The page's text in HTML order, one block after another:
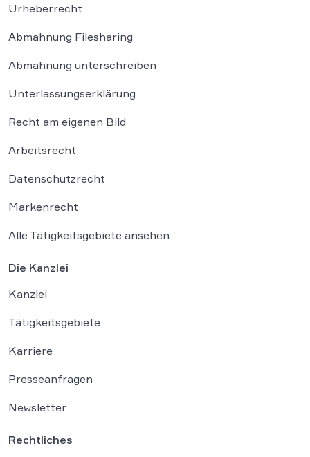
Urheberrecht
Abmahnung Filesharing
Abmahnung unterschreiben
Unterlassungserklärung
Recht am eigenen Bild
Arbeitsrecht
Datenschutzrecht
Markenrecht
Alle Tätigkeitsgebiete ansehen
Die Kanzlei
Kanzlei
Tätigkeitsgebiete
Karriere
Presseanfragen
Newsletter
Rechtliches